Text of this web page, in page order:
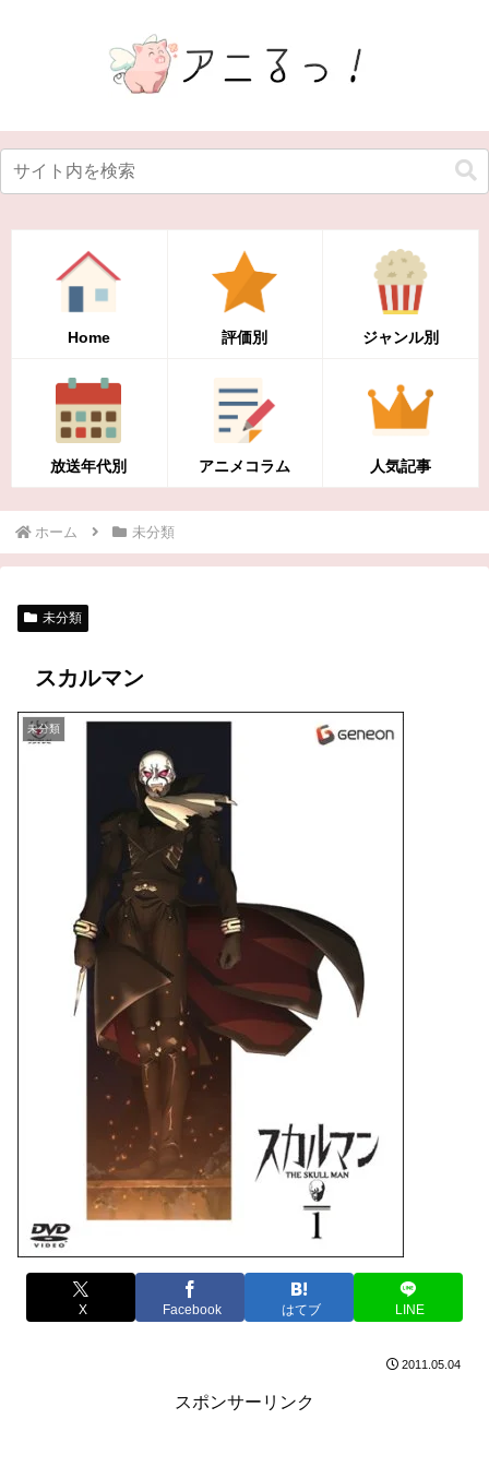
Home 評価別 ジャンル別
放送年代別 アニメコラム 人気記事
ホーム 未分類
未分類
スカルマン
未分類
X Facebook はてブ LINE
2011.05.04
スポンサーリンク